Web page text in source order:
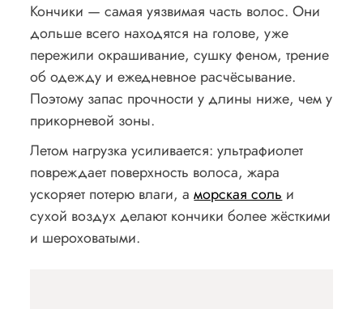
Кончики — самая уязвимая часть волос. Они
дольше всего находятся на голове, уже
пережили окрашивание, сушку феном, трение
об одежду и ежедневное расчёсывание.
Поэтому запас прочности у длины ниже, чем у
прикорневой зоны.
Летом нагрузка усиливается: ультрафиолет
повреждает поверхность волоса, жара
ускоряет потерю влаги, аморская сольи
сухой воздух делают кончики более жёсткими
и шероховатыми.